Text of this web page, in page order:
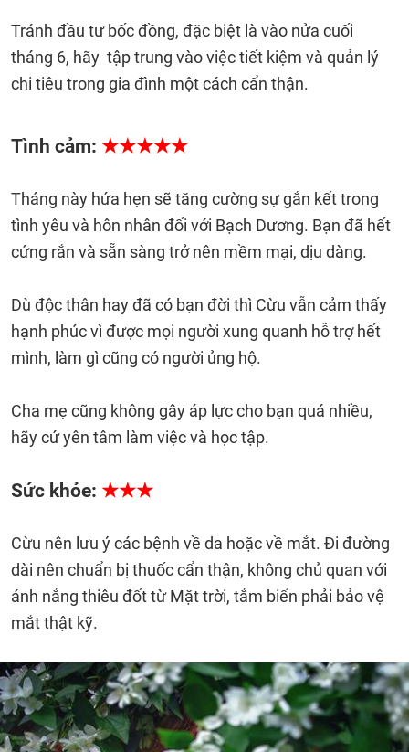
Tránh đầu tư bốc đồng, đặc biệt là vào nửa cuối
tháng 6, hãy tập trung vào việc tiết kiệm và quản lý
chi tiêu trong gia đình một cách cẩn thận.
Tình cảm: ★★★★★
Tháng này hứa hẹn sẽ tăng cường sự gắn kết trong
tình yêu và hôn nhân đối với Bạch Dương. Bạn đã hết
cứng rắn và sẵn sàng trở nên mềm mại, dịu dàng.
Dù độc thân hay đã có bạn đời thì Cừu vẫn cảm thấy
hạnh phúc vì được mọi người xung quanh hỗ trợ hết
mình, làm gì cũng có người ủng hộ.
Cha mẹ cũng không gây áp lực cho bạn quá nhiều,
hãy cứ yên tâm làm việc và học tập.
Sức khỏe: ★★★
Cừu nên lưu ý các bệnh về da hoặc về mắt. Đi đường
dài nên chuẩn bị thuốc cẩn thận, không chủ quan với
ánh nắng thiêu đốt từ Mặt trời, tắm biển phải bảo vệ
mắt thật kỹ.